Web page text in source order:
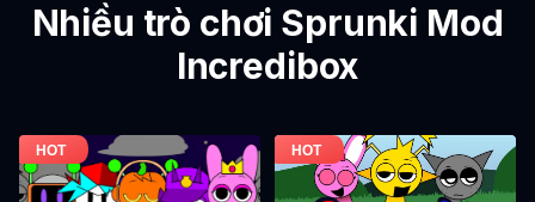
Nhiều trò chơi Sprunki Mod
Incredibox